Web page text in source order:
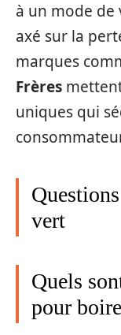
à un mode de
axé sur la
marques
Frères
uniques qui
vert
Quels
pour